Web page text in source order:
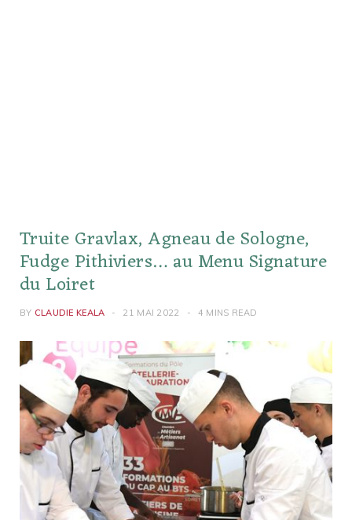
Truite Gravlax, Agneau de Sologne,
Fudge Pithiviers… au Menu Signature
du Loiret
BY CLAUDIE KEALA 21 MAI 2022 4 MINS READ